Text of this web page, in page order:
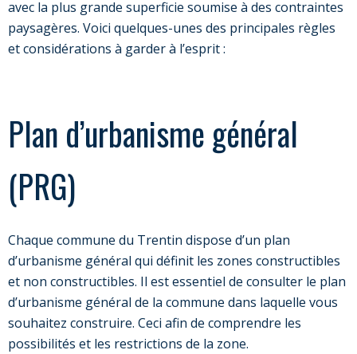
avec la plus grande superficie soumise à des contraintes
paysagères. Voici quelques-unes des principales règles
et considérations à garder à l’esprit :
Plan d’urbanisme général
(PRG)
Chaque commune du Trentin dispose d’un plan
d’urbanisme général qui définit les zones constructibles
et non constructibles. Il est essentiel de consulter le plan
d’urbanisme général de la commune dans laquelle vous
souhaitez construire. Ceci afin de comprendre les
possibilités et les restrictions de la zone.